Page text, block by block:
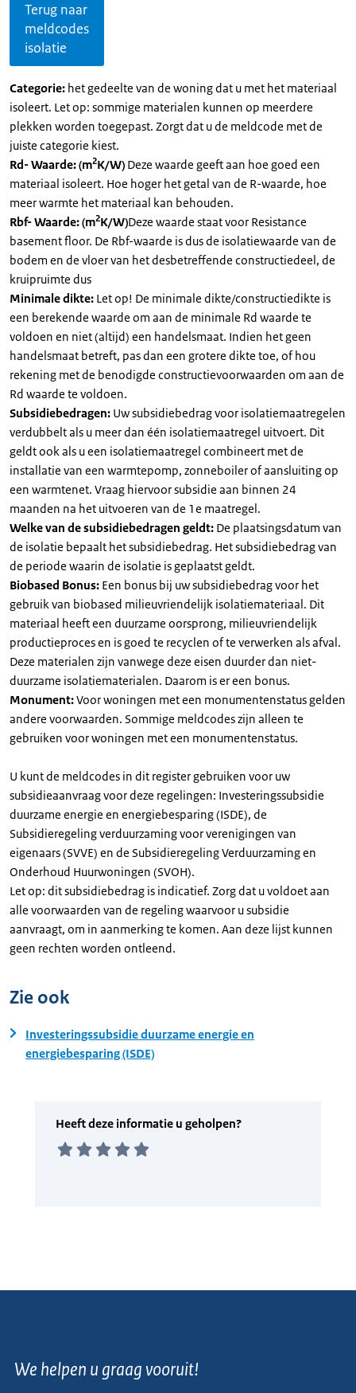
Terug naar
meldcodes
isolatie
Categorie: het gedeelte van de woning dat u met het materiaal
isoleert. Let op: sommige materialen kunnen op meerdere
plekken worden toegepast. Zorgt dat u de meldcode met de
juiste categorie kiest.
Rd- Waarde: (m2K/W) Deze waarde geeft aan hoe goed een
materiaal isoleert. Hoe hoger het getal van de R-waarde, hoe
meer warmte het materiaal kan behouden.
Rbf- Waarde: (m2K/W)Deze waarde staat voor Resistance
basement floor. De Rbf-waarde is dus de isolatiewaarde van de
bodem en de vloer van het desbetreffende constructiedeel, de
kruipruimte dus
Minimale dikte: Let op! De minimale dikte/constructiedikte is
een berekende waarde om aan de minimale Rd waarde te
voldoen en niet (altijd) een handelsmaat. Indien het geen
handelsmaat betreft, pas dan een grotere dikte toe, of hou
rekening met de benodigde constructievoorwaarden om aan de
Rd waarde te voldoen.
Subsidiebedragen: Uw subsidiebedrag voor isolatiemaatregelen
verdubbelt als u meer dan één isolatiemaatregel uitvoert. Dit
geldt ook als u een isolatiemaatregel combineert met de
installatie van een warmtepomp, zonneboiler of aansluiting op
een warmtenet. Vraag hiervoor subsidie aan binnen 24
maanden na het uitvoeren van de 1e maatregel.
Welke van de subsidiebedragen geldt: De plaatsingsdatum van
de isolatie bepaalt het subsidiebedrag. Het subsidiebedrag van
de periode waarin de isolatie is geplaatst geldt.
Biobased Bonus: Een bonus bij uw subsidiebedrag voor het
gebruik van biobased milieuvriendelijk isolatiemateriaal. Dit
materiaal heeft een duurzame oorsprong, milieuvriendelijk
productieproces en is goed te recyclen of te verwerken als afval.
Deze materialen zijn vanwege deze eisen duurder dan niet-
duurzame isolatiematerialen. Daarom is er een bonus.
Monument:Voor woningen met een monumentenstatus gelden
andere voorwaarden. Sommige meldcodes zijn alleen te
gebruiken voor woningen met een monumentenstatus.
U kunt de meldcodes in dit register gebruiken voor uw
subsidieaanvraag voor deze regelingen: Investeringssubsidie
duurzame energie en energiebesparing (ISDE), de
Subsidieregeling verduurzaming voor verenigingen van
eigenaars (SVVE) en de Subsidieregeling Verduurzaming en
Onderhoud Huurwoningen (SVOH).
Let op: dit subsidiebedrag is indicatief. Zorg dat u voldoet aan
alle voorwaarden van de regeling waarvoor u subsidie
aanvraagt, om in aanmerking te komen. Aan deze lijst kunnen
geen rechten worden ontleend.
Zie ook
Investeringssubsidie duurzame energie en
energiebesparing (ISDE)
We helpen u graag vooruit!